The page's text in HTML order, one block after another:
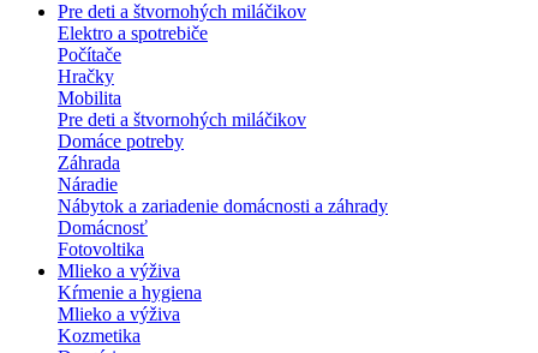
Pre deti a štvornohých miláčikov
Elektro a spotrebiče
Počítače
Hračky
Mobilita
Pre deti a štvornohých miláčikov
Domáce potreby
Záhrada
Náradie
Nábytok a zariadenie domácnosti a záhrady
Domácnosť
Fotovoltika
Mlieko a výživa
Kŕmenie a hygiena
Mlieko a výživa
Kozmetika